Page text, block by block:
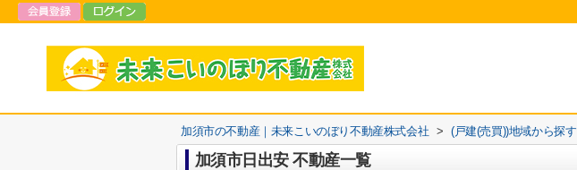
加須市の不動産｜未来こいのぼり不動産株式会社 > (戸建(売買))地域から探す
加須市日出安 不動産一覧